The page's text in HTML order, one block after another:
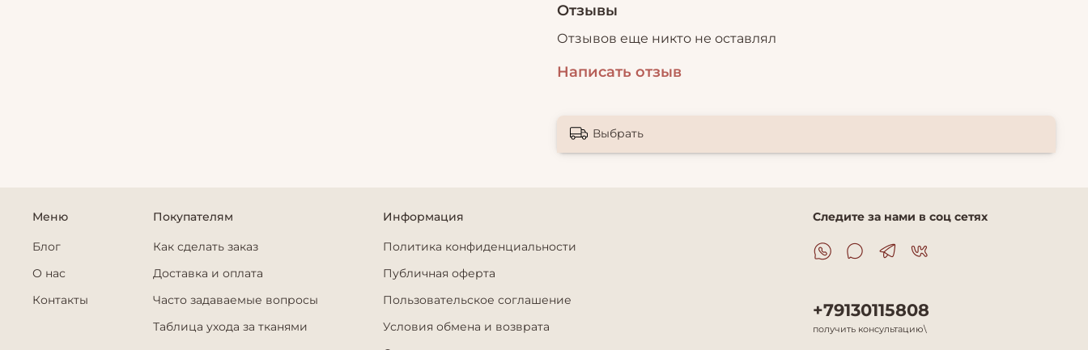
Отзывы
Отзывов еще никто не оставлял
Написать отзыв
Выбрать
Меню
Блог
О нас
Контакты
Покупателям
Как сделать заказ
Доставка и оплата
Часто задаваемые вопросы
Таблица ухода за тканями
Информация
Политика конфиденциальности
Публичная оферта
Пользовательское соглашение
Условия обмена и возврата
Следите за нами в соц сетях
+79130115808
получить консультацию\